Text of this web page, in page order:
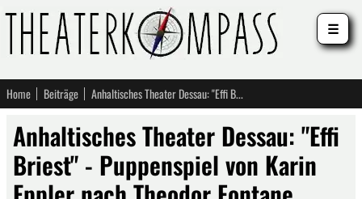
Home Beiträge Anhaltisches Theater Dessau: "Effi Briest" - Puppenspiel von Karin Eppler nach Theodor Fontane
Anhaltisches Theater Dessau: "Effi
Briest" - Puppenspiel von Karin
☰